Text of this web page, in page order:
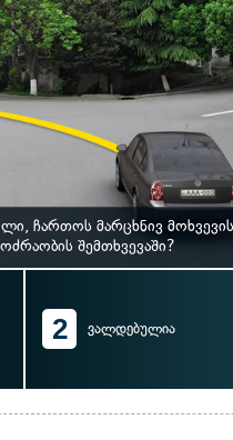
ჩართოს მარცხნივ მოხვევის
შემთხვევაში?
2 ვალდებულია